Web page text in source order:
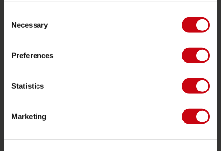
Selection
Necessary
Preferences
Statistics
Marketing
Kneeboarding
Leisure